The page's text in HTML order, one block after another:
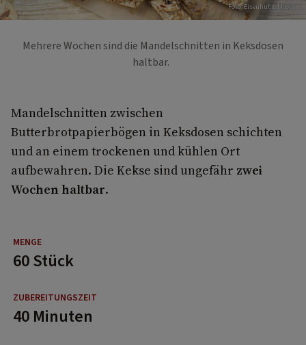
Foto: Eisenhut & Mayer
Mehrere Wochen sind die Mandelschnitten in Keksdosen
haltbar.
Mandelschnitten zwischen
Butterbrotpapierbögen in Keksdosen schichten
und an einem trockenen und kühlen Ort
aufbewahren. Die Kekse sind ungefähr zwei
Wochen haltbar.
60 Stück
40 Minuten